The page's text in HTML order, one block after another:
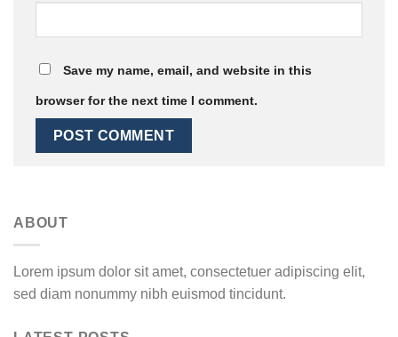
Save my name, email, and website in this
browser for the next time I comment.
ABOUT
Lorem ipsum dolor sit amet, consectetuer adipiscing elit,
sed diam nonummy nibh euismod tincidunt.